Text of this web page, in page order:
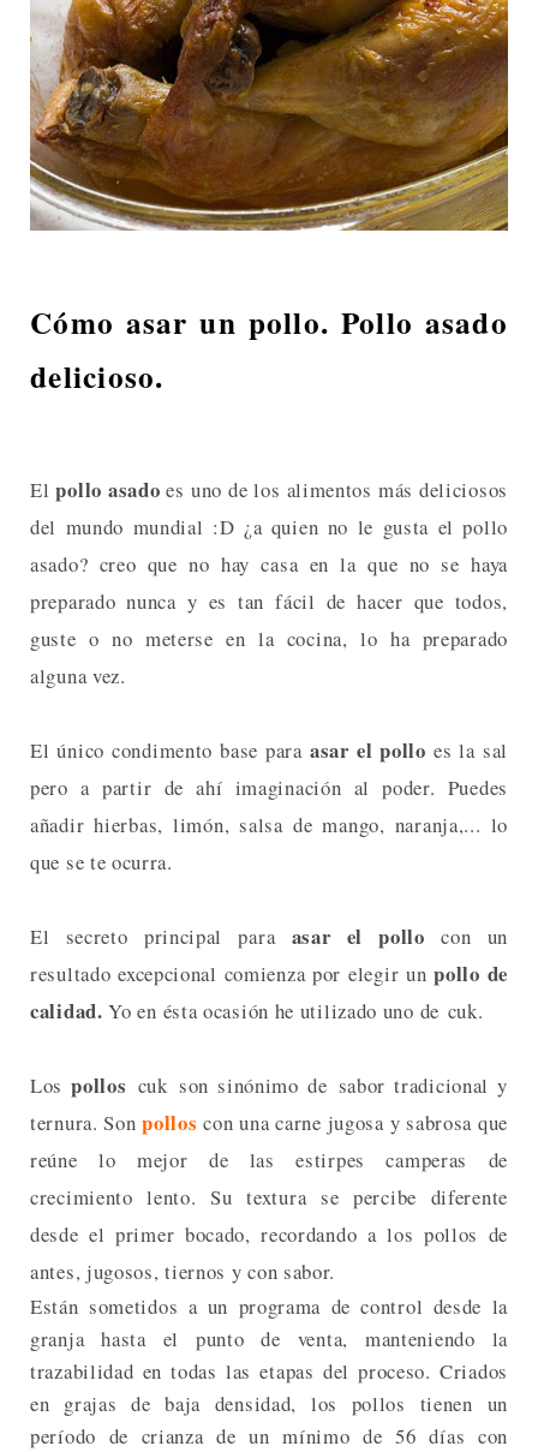
Cómo asar un pollo. Pollo asado
delicioso.
Elpollo asado es uno de los alimentos más deliciosos
del mundo mundial :D ¿a quien no le gusta el pollo
asado? creo que no hay casa en la que no se haya
preparado nunca y es tan fácil de hacer que todos,
guste o no meterse en la cocina, lo ha preparado
alguna vez.
El único condimento base para asar el pollo es la sal
pero a partir de ahí imaginación al poder. Puedes
añadir hierbas, limón, salsa de mango, naranja,... lo
que se te ocurra.
El secreto principal para asar el pollo con un
resultado excepcional comienza por elegir unpollo de
calidad. Yo en ésta ocasión he utilizado uno de cuk.
Lospollos cuk son sinónimo de sabor tradicional y
ternura. Sonpollos con una carne jugosa y sabrosa que
reúne lo mejor de las estirpes camperas de
crecimiento lento. Su textura se percibe diferente
desde el primer bocado, recordando a los pollos de
antes, jugosos, tiernos y con sabor.
Están sometidos a un programa de control desde la
granja hasta el punto de venta, manteniendo la
trazabilidad en todas las etapas del proceso. Criados
en grajas de baja densidad, los pollos tienen un
período de crianza de un mínimo de 56 días con